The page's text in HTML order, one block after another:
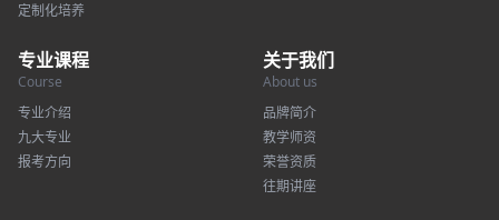
定制化培养
专业课程
Course
专业介绍
九大专业
报考方向
关于我们
About us
品牌简介
教学师资
荣誉资质
往期讲座